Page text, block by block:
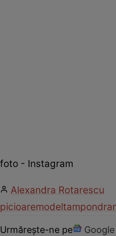
foto - Instagram
Alexandra Rotarescu
picioaremodeltampon
Urmărește-ne pe